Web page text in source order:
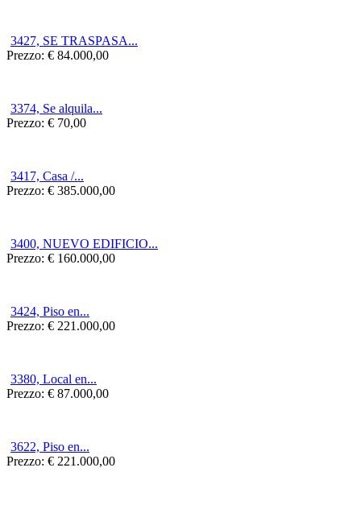
3427, SE TRASPASA...
Prezzo: € 84.000,00
3374, Se alquila...
Prezzo: € 70,00
3417, Casa /...
Prezzo: € 385.000,00
3400, NUEVO EDIFICIO...
Prezzo: € 160.000,00
3424, Piso en...
Prezzo: € 221.000,00
3380, Local en...
Prezzo: € 87.000,00
3622, Piso en...
Prezzo: € 221.000,00